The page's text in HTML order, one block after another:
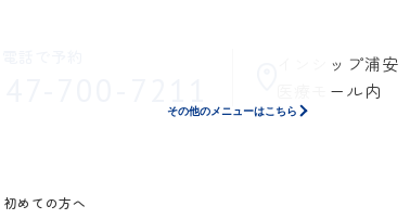
インシップ浦安
医療モール内
初めての方へ
その他のメニューはこちら